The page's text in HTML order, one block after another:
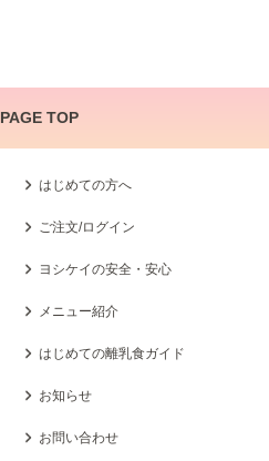
PAGE TOP
はじめての方へ
ご注文/ログイン
ヨシケイの安全・安心
メニュー紹介
はじめての離乳食ガイド
お知らせ
お問い合わせ